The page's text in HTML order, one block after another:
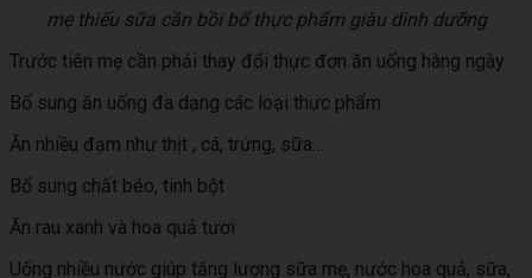
mẹ thiếu sữa cần bồi bổ thực phẩm giàu dinh dưỡng
Trước tiên mẹ cần phải thay đổi thực đơn ăn uống hàng ngày
Bổ sung ăn uống đa dạng các loại thực phẩm
Ăn nhiều đạm như thịt , cá, trứng, sữa…
Bổ sung chất béo, tinh bột
Ăn rau xanh và hoa quả tươi
Uống nhiều nước giúp tăng lượng sữa mẹ, nước hoa quả, sữa,